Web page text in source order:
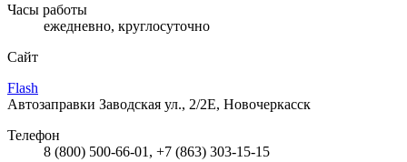
Часы работы
ежедневно, круглосуточно
Сайт
Flash
Автозаправки Заводская ул., 2/2Е, Новочеркасск
Телефон
8 (800) 500-66-01, +7 (863) 303-15-15